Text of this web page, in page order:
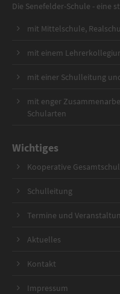
Die Senefelder-Schule - eine
mit Mittelschule,
mit einem
mit einer Schulleitung
mit enger
Schularten
Wichtiges
Kooperative
Schulleitung
Termine und
Aktuelles
Kontakt
Impressum